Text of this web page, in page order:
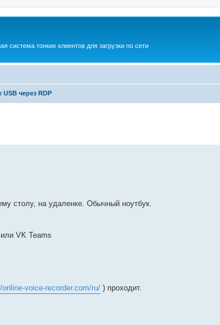
система тонких клиентов для загрузки по сети
через RDP
столу, на удаленке. Обычный ноутбук.
VK Teams
voice-recorder.com/ru/ ) проходит.